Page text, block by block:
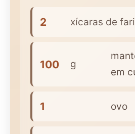
2 xícaras de
100 g
em
1 ovo